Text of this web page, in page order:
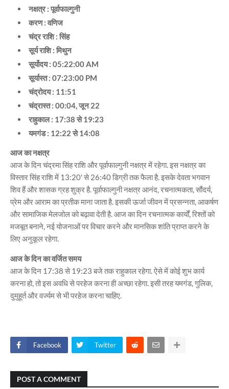
नक्षत्र : पूर्वाफाल्गुनी
करण : वणिज
चंद्र राशि : सिंह
सूर्य राशि : मिथुन
सूर्योदय : 05:22:00 AM
सूर्यास्त : 07:23:00 PM
चंद्रोदय : 11:51
चंद्रास्त : 00:04, जून 22
राहुकाल : 17:38 से 19:23
यमगंड : 12:22 से 14:08
आज का नक्षत्र
आज के दिन चंद्रमा सिंह राशि और पूर्वाफाल्गुनी नक्षत्र में रहेगा. इस नक्षत्र का
विस्तार सिंह राशि में 13:20' से 26:40 डिग्री तक फैला है. इसके देवता भगवान
शिव हैं और शासक ग्रह शुक्र है. पूर्वाफाल्गुनी नक्षत्र आनंद, रचनात्मकता, सौंदर्य,
प्रेम और आराम का प्रतीक माना जाता है. इसकी ऊर्जा जीवन में प्रसन्नता, आकर्षण
और सामाजिक मेलजोल को बढ़ावा देती है. आज का दिन रचनात्मक कार्यों, रिश्तों को
मजबूत बनाने, नई योजनाओं पर विचार करने और मानसिक शांति प्राप्त करने के
लिए अनुकूल रहेगा.
आज के दिन का वर्जित समय
आज के दिन 17:38 से 19:23 बजे तक राहुकाल रहेगा. ऐसे में कोई शुभ कार्य
करना हो, तो इस अवधि से परहेज करना ही अच्छा रहेगा. इसी तरह यमगंड, गुलिक,
दुमुहूर्त और वर्ज्यम से भी परहेज करना चाहिए.
Facebook Twitter
POST A COMMENT